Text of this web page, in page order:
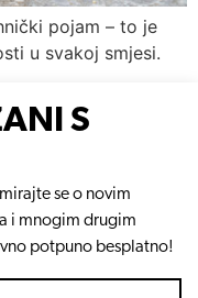
pojam – to je
u svakoj smjesi.
S
se o novim
i mnogim drugim
potpuno besplatno!